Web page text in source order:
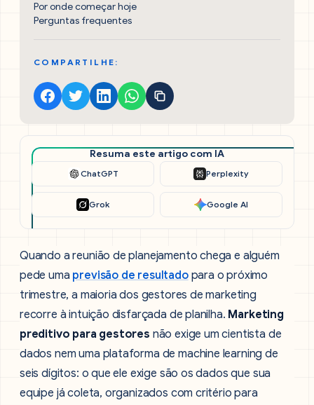
Por onde começar hoje
Perguntas frequentes
COMPARTILHE:
Resuma este artigo com IA
ChatGPT Perplexity
Grok Google AI
Quando a reunião de planejamento chega e alguém
pede uma previsão de resultadopara o próximo
trimestre, a maioria dos gestores de marketing
recorre à intuição disfarçada de planilha. Marketing
preditivo para gestores não exige um cientista de
dados nem uma plataforma de machine learning de
seis dígitos: o que ele exige são os dados que sua
equipe já coleta, organizados com critério para